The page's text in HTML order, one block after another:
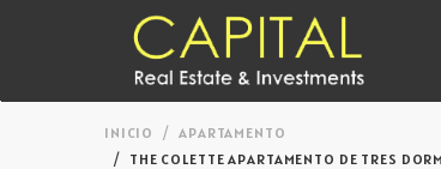
INICIO
APARTAMENTO
THE COLETTE APARTAMENTO DE TRES